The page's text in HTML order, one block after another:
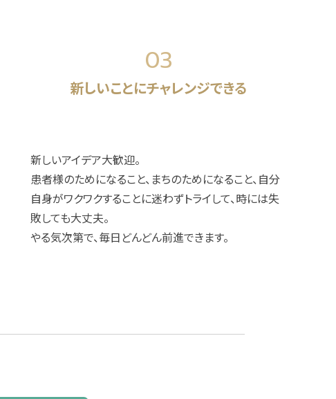
03
新しいことにチャレンジできる
新しいアイデア大歓迎。
患者様のためになること、まちのためになること、自分
自身がワクワクすることに迷わずトライして、時には失
敗しても大丈夫。
やる気次第で、毎日どんどん前進できます。